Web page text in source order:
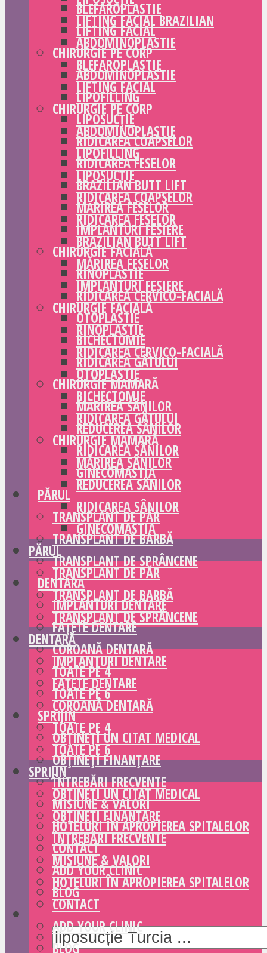
BLEFAROPLASTIE
LIFTING FACIAL
CHIRURGIE PE CORP
ABDOMINOPLASTIE
LIPOFILLING
LIPOSUCȚIE
RIDICAREA COAPSELOR
RIDICAREA FESELOR
BRAZILIAN BUTT LIFT
MĂRIREA FESELOR
IMPLANTURI FESIERE
CHIRURGIE FACIALĂ
RINOPLASTIE
RIDICAREA CERVICO-FACIALĂ
OTOPLASTIE
BICHECTOMIE
RIDICAREA GÂTULUI
CHIRURGIE MAMARĂ
MĂRIREA SÂNILOR
REDUCEREA SÂNILOR
RIDICAREA SÂNILOR
GINECOMASTIA
PĂRUL
TRANSPLANT DE PĂR
TRANSPLANT DE BARBĂ
TRANSPLANT DE SPRÂNCENE
DENTARĂ
IMPLANTURI DENTARE
FAȚETE DENTARE
COROANĂ DENTARĂ
TOATE PE 4
TOATE PE 6
SPRIJIN
OBȚINEȚI UN CITAT MEDICAL
OBȚINEȚI FINANȚARE
ÎNTREBĂRI FRECVENTE
MISIUNE & VALORI
HOTELURI ÎN APROPIEREA SPITALELOR
CONTACT
ADD YOUR CLINIC
BLOG
LIFTING FACIAL BRAZILIAN
ABDOMINOPLASTIE
BLEFAROPLASTIE
LIFTING FACIAL
CHIRURGIE PE CORP
ABDOMINOPLASTIE
LIPOFILLING
LIPOSUCȚIE
RIDICAREA COAPSELOR
RIDICAREA FESELOR
BRAZILIAN BUTT LIFT
MĂRIREA FESELOR
IMPLANTURI FESIERE
CHIRURGIE FACIALĂ
RINOPLASTIE
RIDICAREA CERVICO-FACIALĂ
OTOPLASTIE
BICHECTOMIE
RIDICAREA GÂTULUI
CHIRURGIE MAMARĂ
MĂRIREA SÂNILOR
REDUCEREA SÂNILOR
RIDICAREA SÂNILOR
GINECOMASTIA
PĂRUL
TRANSPLANT DE PĂR
TRANSPLANT DE BARBĂ
TRANSPLANT DE SPRÂNCENE
DENTARĂ
IMPLANTURI DENTARE
FAȚETE DENTARE
COROANĂ DENTARĂ
TOATE PE 4
TOATE PE 6
SPRIJIN
OBȚINEȚI UN CITAT MEDICAL
OBȚINEȚI FINANȚARE
ÎNTREBĂRI FRECVENTE
MISIUNE & VALORI
HOTELURI ÎN APROPIEREA SPITALELOR
CONTACT
ADD YOUR CLINIC
BLOG